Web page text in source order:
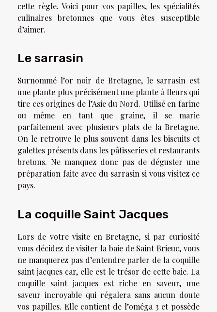
cette règle. Voici pour vos papilles, les spécialités
culinaires bretonnes que vous êtes susceptible
d’aimer.
Le sarrasin
Surnommé l’or noir de Bretagne, le sarrasin est
une plante plus précisément une plante à fleurs qui
tire ces origines de l’Asie du Nord. Utilisé en farine
ou même en tant que graine, il se marie
parfaitement avec plusieurs plats de la Bretagne.
On le retrouve le plus souvent dans les biscuits et
galettes présents dans les pâtisseries et restaurants
bretons. Ne manquez donc pas de déguster une
préparation faite avec du sarrasin si vous visitez ce
pays.
La coquille Saint Jacques
Lors de votre visite en Bretagne, si par curiosité
vous décidez de visiter la baie de Saint Brieuc, vous
ne manquerez pas d’entendre parler de la coquille
saint jacques car, elle est le trésor de cette baie. La
coquille saint jacques est riche en saveur, une
saveur incroyable qui régalera sans aucun doute
vos papilles. Elle contient de l’oméga 3 et possède